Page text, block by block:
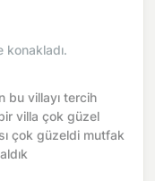
bu villayı tercih
villa çok güzel
çok güzeldi mutfak